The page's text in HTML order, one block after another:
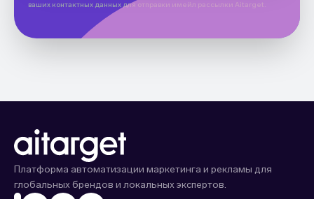
ваших контактных данных для отправки имейл рассылки Aitarget.
Платформа автоматизации маркетинга и рекламы для
глобальных брендов и локальных экспертов.